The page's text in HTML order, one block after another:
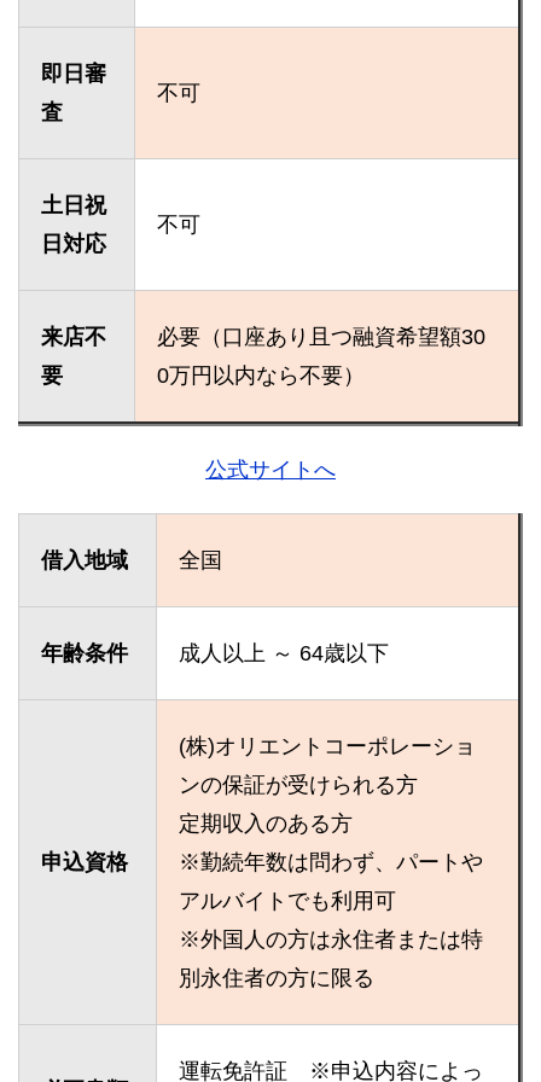
即日審
査
不可
土日祝
日対応
不可
来店不
要
必要（口座あり且つ融資希望額30
0万円以内なら不要）
公式サイトへ
借入地域 全国
年齢条件 成人以上 ～ 64歳以下
申込資格
(株)オリエントコーポレーショ
ンの保証が受けられる方
定期収入のある方
※勤続年数は問わず、パートや
アルバイトでも利用可
※外国人の方は永住者または特
別永住者の方に限る
運転免許証 ※申込内容によっ